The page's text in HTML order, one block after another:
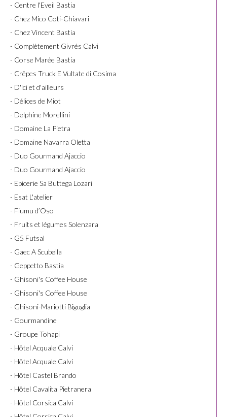
- Centre l'Eveil Bastia
- Chez Mico Coti-Chiavari
- Chez Vincent Bastia
- Complètement Givrés Calvi
- Corse Marée Bastia
- Crêpes Truck E Vultate di Cosima
- D'ici et d'ailleurs
- Délices de Miot
- Delphine Morellini
- Domaine La Pietra
- Domaine Navarra Oletta
- Duo Gourmand Ajaccio
- Duo Gourmand Ajaccio
- Epicerie Sa Buttega Lozari
- Esat L'atelier
- Fiumu d’Oso
- Fruits et légumes Solenzara
- G5 Futsal
- Gaec A Scubella
- Geppetto Bastia
- Ghisoni's Coffee House
- Ghisoni's Coffee House
- Ghisoni-Mariotti Biguglia
- Gourmandine
- Groupe Tohapi
- Hôtel Acquale Calvi
- Hôtel Acquale Calvi
- Hôtel Castel Brando
- Hôtel Cavalita Pietranera
- Hôtel Corsica Calvi